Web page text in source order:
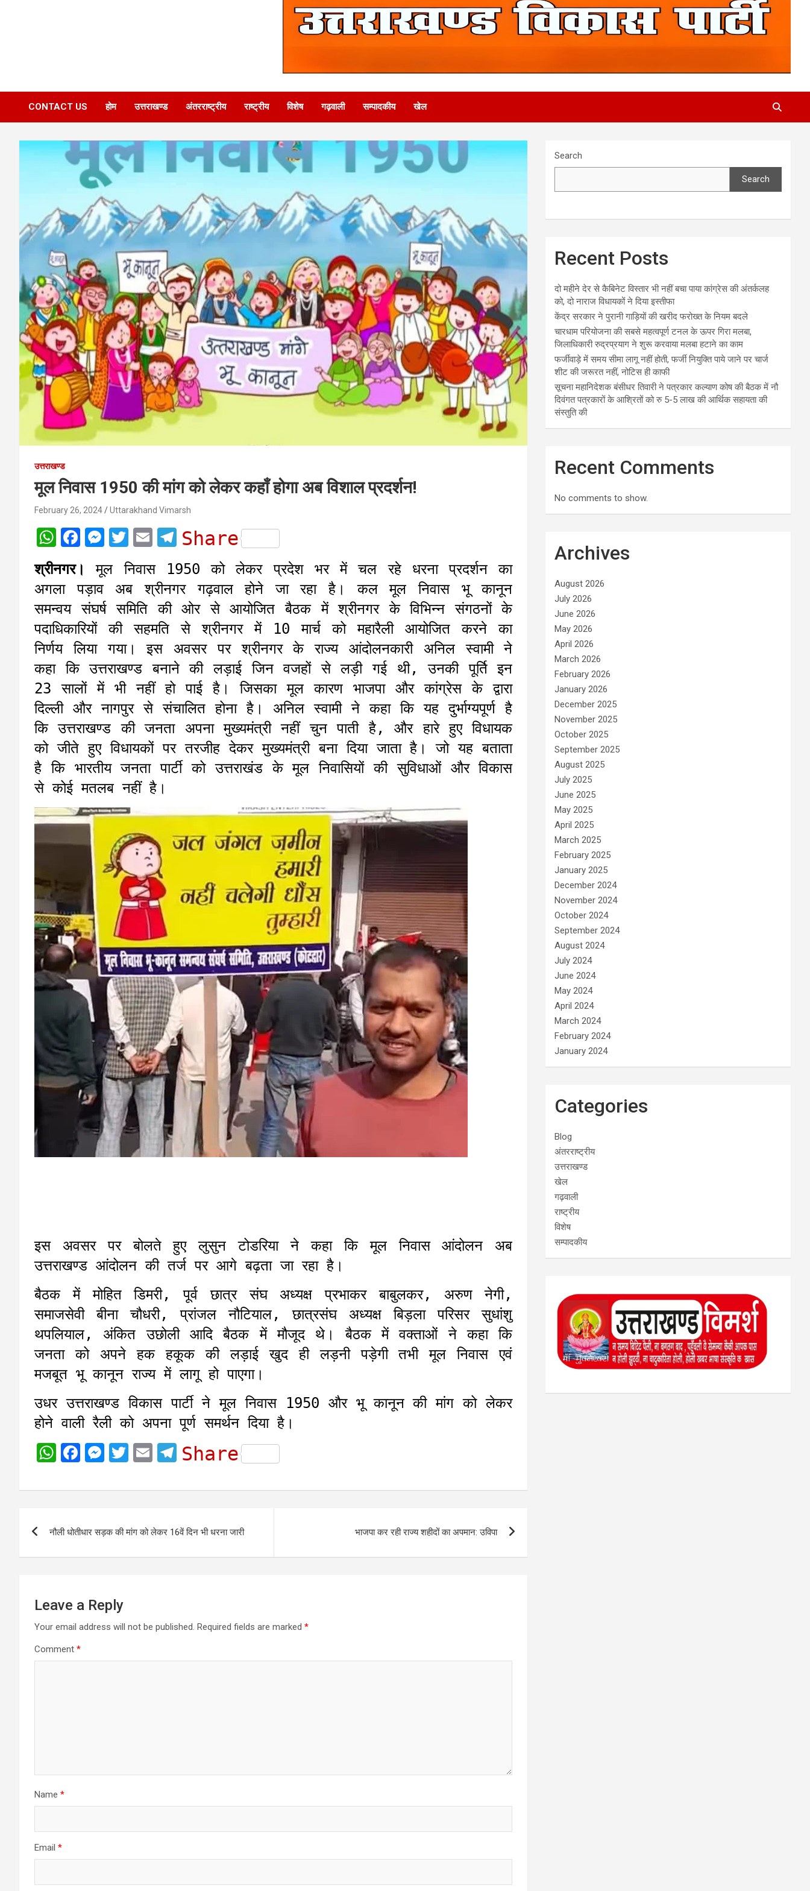
CONTACT US होम उत्तराखण्ड अंतरराष्ट्रीय राष्ट्रीय विशेष गढ़वाली सम्पादकीय खेल
उत्तराखण्ड
मूल निवास 1950 की मांग को लेकर कहाँ होगा अब विशाल प्रदर्शन!
February 26, 2024 Uttarakhand Vimarsh
W
a
t
s
A
p
p
F
c
e
b
o
o
k
M
s
s
e
n
g
e
r
T
w
i
t
t
e
r
E
a
i
l
T
l
e
g
r
a
m
Share
श्रीनगर।
मूल निवास 1950 को लेकर प्रदेश भर में चल रहे धरना प्रदर्शन का
अगला पड़ाव अब श्रीनगर गढ़वाल होने जा रहा है। कल मूल निवास भू कानून
समन्वय संघर्ष समिति की ओर से आयोजित बैठक में श्रीनगर के विभिन्न संगठनों के
पदाधिकारियों की सहमति से श्रीनगर में 10 मार्च को महारैली आयोजित करने का
निर्णय लिया गया। इस अवसर पर श्रीनगर के राज्य आंदोलनकारी अनिल स्वामी ने
कहा कि उत्तराखण्ड बनाने की लड़ाई जिन वजहों से लड़ी गई थी, उनकी पूर्ति इन
23 सालों में भी नहीं हो पाई है। जिसका मूल कारण भाजपा और कांग्रेस के द्वारा
दिल्ली और नागपुर से संचालित होना है। अनिल स्वामी ने कहा कि यह दुर्भाग्यपूर्ण है
कि उत्तराखण्ड की जनता अपना मुख्यमंत्री नहीं चुन पाती है, और हारे हुए विधायक
को जीते हुए विधायकों पर तरजीह देकर मुख्यमंत्री बना दिया जाता है। जो यह बताता
है कि भारतीय जनता पार्टी को उत्तराखंड के मूल निवासियों की सुविधाओं और विकास
से कोई मतलब नहीं है।
इस अवसर पर बोलते हुए लुसुन टोडरिया ने कहा कि मूल निवास आंदोलन अब
उत्तराखण्ड आंदोलन की तर्ज पर आगे बढ़ता जा रहा है।
बैठक में मोहित डिमरी, पूर्व छात्र संघ अध्यक्ष प्रभाकर बाबुलकर, अरुण नेगी,
समाजसेवी बीना चौधरी, प्रांजल नौटियाल, छात्रसंघ अध्यक्ष बिड़ला परिसर सुधांशु
थपलियाल, अंकित उछोली आदि बैठक में मौजूद थे। बैठक में वक्ताओं ने कहा कि
जनता को अपने हक हकूक की लड़ाई खुद ही लड़नी पड़ेगी तभी मूल निवास एवं
मजबूत भू कानून राज्य में लागू हो पाएगा।
उधर उत्तराखण्ड विकास पार्टी ने मूल निवास 1950 और भू कानून की मांग को लेकर
होने वाली रैली को अपना पूर्ण समर्थन दिया है।
W
a
s
F
c
b
M
s
e
r
T
i
t
E
a
l
T
l
g
Share
navigation
नौली धोतीधार सड़क की मांग को लेकर 16वें दिन भी धरना जारी भाजपा कर रही राज्य शहीदों का अपमान: उविपा
Leave a Reply
Your email address will not be published. Required fields are marked *
Comment *
Name *
Email *
Search
Search
Recent Posts
दो महीने देर से कैबिनेट विस्तार भी नहीं बचा पाया कांग्रेस की अंतर्कलह
को, दो नाराज विधायकों ने दिया इस्तीफा
केंद्र सरकार ने पुरानी गाड़ियों की खरीद फरोख्त के नियम बदले
चारधाम परियोजना की सबसे महत्वपूर्ण टनल के ऊपर गिरा मलबा,
जिलाधिकारी रुद्रप्रयाग ने शुरू करवाया मलबा हटाने का काम
फर्जीवाड़े में समय सीमा लागू नहीं होती, फर्जी नियुक्ति पाये जाने पर चार्ज
शीट की जरूरत नहीं, नोटिस ही काफी
सूचना महानिदेशक बंसीधर तिवारी ने पत्रकार कल्याण कोष की बैठक में नौ
दिवंगत पत्रकारों के आश्रितों को रु 5-5 लाख की आर्थिक सहायता की
संस्तुति की
Recent Comments
No comments to show.
Archives
August 2026
July 2026
June 2026
May 2026
April 2026
March 2026
February 2026
January 2026
December 2025
November 2025
October 2025
September 2025
August 2025
July 2025
June 2025
May 2025
April 2025
March 2025
February 2025
January 2025
December 2024
November 2024
October 2024
September 2024
August 2024
July 2024
June 2024
May 2024
April 2024
March 2024
February 2024
January 2024
Categories
Blog
अंतरराष्ट्रीय
उत्तराखण्ड
खेल
गढ़वाली
राष्ट्रीय
विशेष
सम्पादकीय